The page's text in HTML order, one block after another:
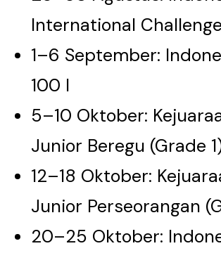
International
1–6 September:
100 I
5–10 Oktober:
Junior Beregu (Grade
12–18 Oktober:
Junior Perseorangan
20–25 Oktober: